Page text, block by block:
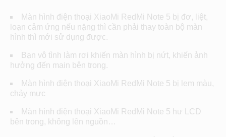
Màn hình điện thoại XiaoMi RedMi Note 5 bị đơ, liệt,
loạn cảm ứng nếu nặng thì cần phải thay toàn bộ màn
hình thì mới sử dụng được.
Bạn vô tình làm rơi khiến màn hình bị nứt, khiến ảnh
hưởng đến main bên trong.
Màn hình điện thoại XiaoMi RedMi Note 5 bị lem màu,
chảy mực
Màn hình điện thoại XiaoMi RedMi Note 5 hư LCD
bên trong, không lên nguồn…